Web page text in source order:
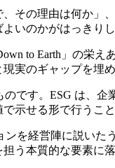
その理由は何か」
いのかがはっきり
to Earth」の栄
実のギャップを埋
のです。ESG は、
示せる形で行うこと
を経営陣に説い
う本質的な要素に